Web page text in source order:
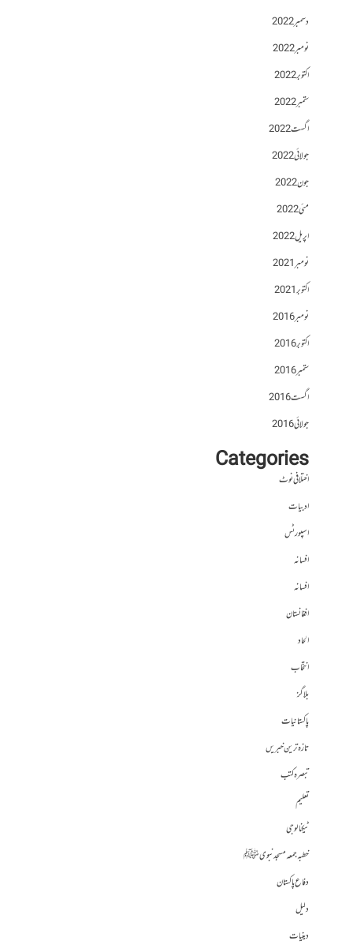
دسمبر 2022
نومبر 2022
اکتوبر 2022
ستمبر 2022
اگست 2022
جولائی 2022
جون 2022
مئی 2022
اپریل 2022
نومبر 2021
اکتوبر 2021
نومبر 2016
اکتوبر 2016
ستمبر 2016
اگست 2016
جولائی 2016
Categories
اختلافی نوٹ
ادبیات
اسپورٹس
افسانہ
افسانہ
افغانستان
الحاد
انتخاب
بلاگز
پاکستانیات
تازہ ترین خبریں
تبصرہ کتب
تعلیم
ٹیکنالوجی
خطبہ جمعہ مسجد نبوی ﷺ
دفاع پاکستان
دلیل
دینیات